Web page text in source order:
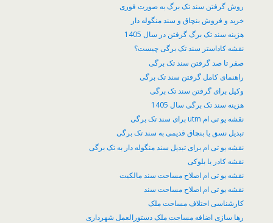
روش گرفتن سند تک برگ به صورت فوری
خرید و فروش بنچاق و سند منگوله دار
هزینه سند تک برگ گرفتن در سال 1405
نقشه کاداستر سند تک برگی چیست؟
صفر تا صد گرفتن سند تک برگی
راهنمای کامل گرفتن سند تک برگی
وکیل برای گرفتن سند تک برگی
هزینه سند تک برگی سال 1405
نقشه یو تی ام utm برای سند تک برگی
تبدیل نسق یا بنچاق قدیمی به سند تک برگی
نقشه یو تی ام برای تبدیل سند منگوله دار به تک برگی
نقشه کادر یا بلوکی
نقشه یو تی ام اصلاح مساحت سند مالکیت
نقشه یو تی ام اصلاح مساحت سند
کارشناسی اختلاف مساحت ملک
رها سازی اضافه مساحت ملک دستورالعمل شهرداری